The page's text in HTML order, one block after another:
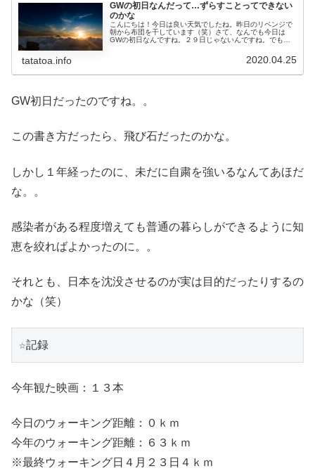
GWの初日なんだって…ずらすことってできない
のかな
こんにちは！今日は良い天気でしたね。昨日のリベンジで
朝から布団を干しています（笑）さて、なんでも今日は
GWの初日なんですね。２９日じゃないんですね。でも、
tatatoa.info 2020.04.25
GW初日だったのですね。。
この書き方だったら、飛び石だったのかな。
しかし１年経ったのに、未だに自粛を強いるなんてあほだ
な。。
感染者がある程度増えても普通の暮らしができるように知
恵を絞ればよかったのに。。
それとも、日本を沈没させるのが実は目的だったりするの
かな（笑）
☆記録
今年観た映画：１３本
今日のウォーキング距離：０ｋｍ
今年のウォーキング距離：６３ｋｍ
※最終ウォーキング日４月２３日４ｋｍ